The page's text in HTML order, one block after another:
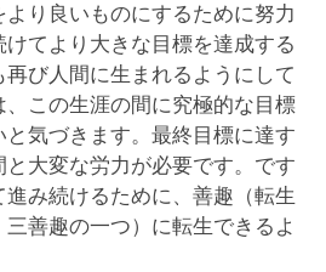
り良いものにするために努力
てより大きな目標を達成する
び人間に生まれるようにして
この生涯の間に究極的な目標
気づきます。最終目標に達す
大変な労力が必要です。です
み続けるために、善趣（転生
善趣の一つ）に転生できるよ